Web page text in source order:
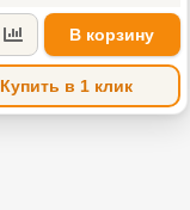
В корзину
Купить в 1 клик